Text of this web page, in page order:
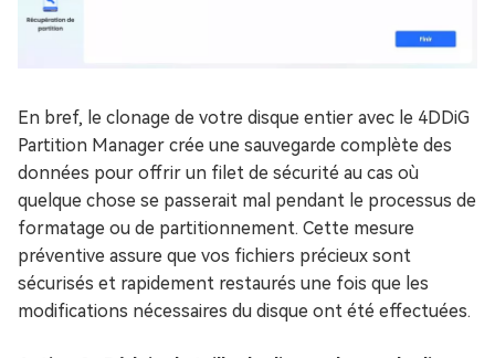
En bref, le clonage de votre disque entier avec le 4DDiG
Partition Manager crée une sauvegarde complète des
données pour offrir un filet de sécurité au cas où
quelque chose se passerait mal pendant le processus de
formatage ou de partitionnement. Cette mesure
préventive assure que vos fichiers précieux sont
sécurisés et rapidement restaurés une fois que les
modifications nécessaires du disque ont été effectuées.